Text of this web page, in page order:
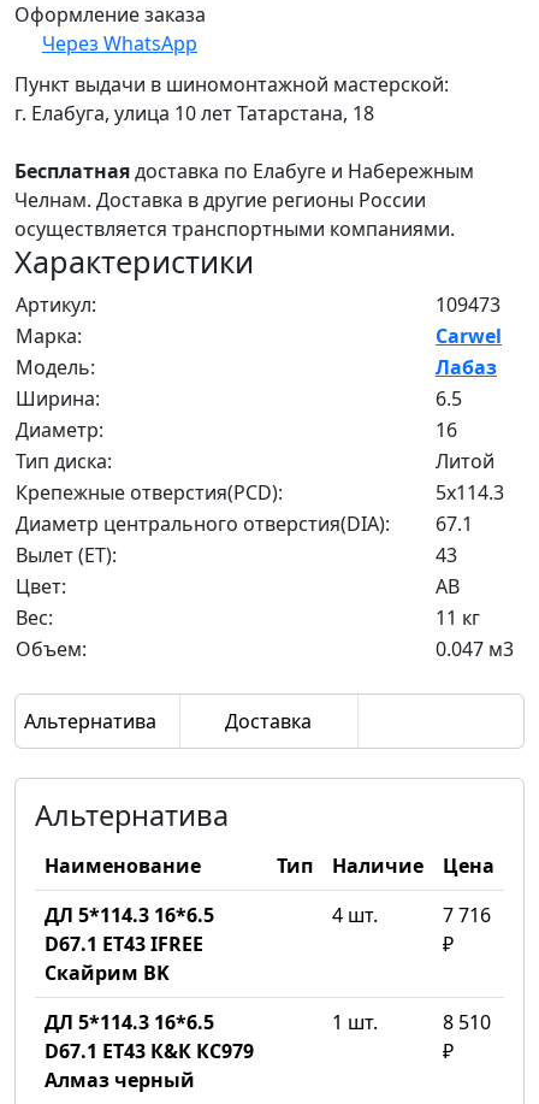
Оформление заказа
Через WhatsApp
Пункт выдачи в шиномонтажной мастерской:
г. Елабуга, улица 10 лет Татарстана, 18
Бесплатнаядоставка по Елабуге и Набережным
Челнам. Доставка в другие регионы России
осуществляется транспортными компаниями.
Характеристики
Артикул:
109473
Марка:
Carwel
Модель:
Лабаз
Ширина:
6.5
Диаметр:
16
Тип диска:
Литой
Крепежные отверстия(PCD):
5x114.3
Диаметр центрального отверстия(DIA):
67.1
Вылет (ET):
43
Цвет:
AB
Вес:
11 кг
Объем:
0.047 м3
Альтернатива Доставка
Альтернатива
Наименование Тип Наличие
Цена
ДЛ 5*114.3 16*6.5
D67.1 ET43 IFREE
Скайрим BK
4 шт.
7 716
₽
ДЛ 5*114.3 16*6.5
D67.1 ET43 К&К КС979
Алмаз черный
1 шт.
8 510
₽